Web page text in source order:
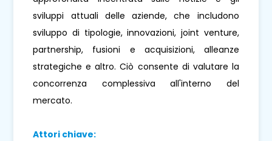
sviluppi attuali delle aziende, che includono
sviluppo di tipologie, innovazioni, joint venture,
partnership, fusioni e acquisizioni, alleanze
strategiche e altro. Ciò consente di valutare la
concorrenza complessiva all'interno del
mercato.
Attori chiave: